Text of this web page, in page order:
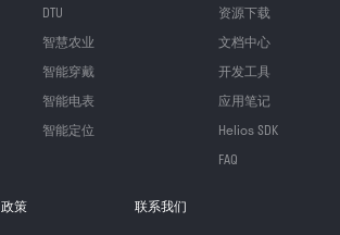
DTU
智慧农业
智能穿戴
智能电表
智能定位
资源下载
文档中心
开发工具
应用笔记
Helios SDK
FAQ
政策 联系我们